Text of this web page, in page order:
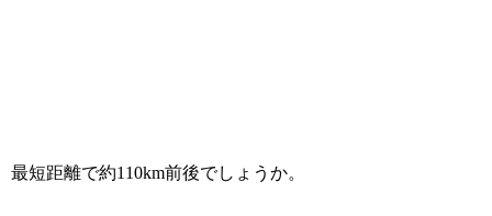
最短距離で約110km前後でしょうか。